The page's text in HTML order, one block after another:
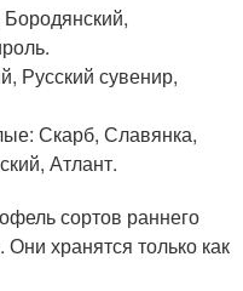
Русский сувенир,
Скарб, Славянка,
Атлант.
сортов раннего
хранятся только как